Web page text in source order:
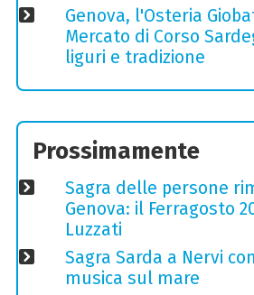
Genova, l'Osteria
Mercato di Corso
liguri e tradizione
Prossimamente
Sagra delle persone
Genova: il Ferragosto
Luzzati
Sagra Sarda a Nervi
musica sul mare